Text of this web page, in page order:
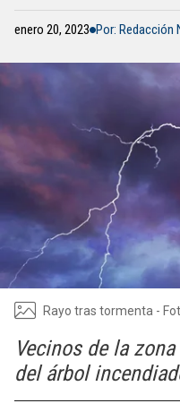
enero 20, 2023 Por: Redacción
Rayo tras tormenta -
Vecinos de la
del árbol